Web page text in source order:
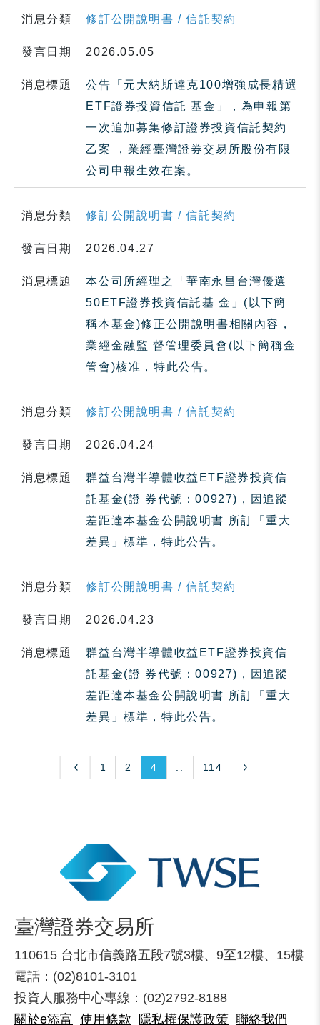
消息分類 修訂公開說明書 / 信託契約
發言日期 2026.05.05
消息標題
公告「元大納斯達克100增強成長精選
ETF證券投資信託 基金」，為申報第
一次追加募集修訂證券投資信託契約
乙案 ，業經臺灣證券交易所股份有限
公司申報生效在案。
消息分類 修訂公開說明書 / 信託契約
發言日期 2026.04.27
消息標題
本公司所經理之「華南永昌台灣優選
50ETF證券投資信託基 金」(以下簡
稱本基金)修正公開說明書相關內容，
業經金融監 督管理委員會(以下簡稱金
管會)核准，特此公告。
消息分類 修訂公開說明書 / 信託契約
發言日期 2026.04.24
消息標題
群益台灣半導體收益ETF證券投資信
託基金(證 券代號：00927)，因追蹤
差距達本基金公開說明書 所訂「重大
差異」標準，特此公告。
消息分類 修訂公開說明書 / 信託契約
發言日期 2026.04.23
消息標題
群益台灣半導體收益ETF證券投資信
託基金(證 券代號：00927)，因追蹤
差距達本基金公開說明書 所訂「重大
差異」標準，特此公告。
1 2 4 114
臺灣證券交易所
110615 台北市信義路五段7號3樓、9至12樓、15樓
電話：(02)8101-3101
投資人服務中心專線：(02)2792-8188
關於e添富 使用條款 隱私權保護政策 聯絡我們